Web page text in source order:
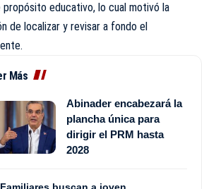
propósito educativo, lo cual motivó la
de localizar y revisar a fondo el
Más
Abinader encabezará la
plancha única para
dirigir el PRM hasta
2028